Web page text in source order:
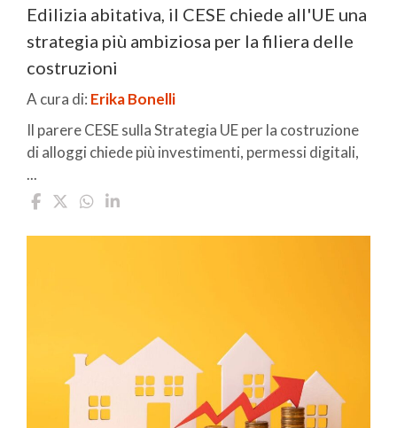
Edilizia abitativa, il CESE chiede all'UE una
strategia più ambiziosa per la filiera delle
costruzioni
A cura di: Erika Bonelli
Il parere CESE sulla Strategia UE per la costruzione
di alloggi chiede più investimenti, permessi digitali,
...